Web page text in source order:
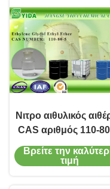
Νο 110-80-5
Νιτρο αιθυλικός
CAS αριθμός 110-
2-Ethoxyethanol
γλυκόλης
Βρείτε την
τιμή